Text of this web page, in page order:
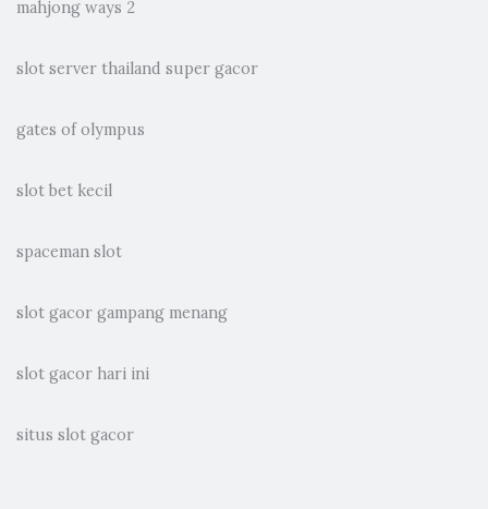
mahjong ways 2
slot server thailand super gacor
gates of olympus
slot bet kecil
spaceman slot
slot gacor gampang menang
slot gacor hari ini
situs slot gacor